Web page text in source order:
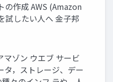
の作成 AWS (Amazon
試したい人へ 金子邦
マゾン ウエブ サービ
タ，ストレージ、デー